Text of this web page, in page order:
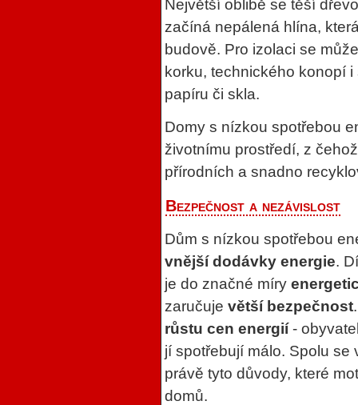
Největší oblibě se těší
začíná nepálená hlína,
budově. Pro izolaci se
korku, technického konopí
papíru či skla.
Domy s nízkou spotřebou
životnímu prostředí, z
přírodních a snadno
Bezpečnost a nezávislost
Dům s nízkou spotřebou
vnější dodávky energie.
je do značné míry
zaručujevětší bezpečnost
růstu cen energií-
jí spotřebují málo. Spolu se
právě tyto důvody, které
domů.